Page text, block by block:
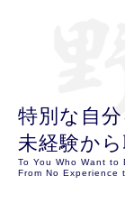
特別な自
未経験から
To You Who Want to
From No Experience